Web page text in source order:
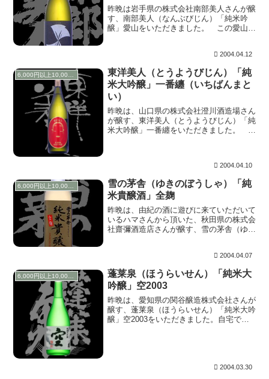
昨晩は岩手県の株式会社南部美人さんが醸
す、南部美人（なんぶびじん）「純米吟
醸」愛山をいただきました。 この愛山と
どき上手、磯乃澤、東の麓、誉小桜、飛露
喜、獅子の里）...
2004.04.12
東洋美人（とうようびじん）「純
米大吟醸」一番纏（いちばんまと
い）
昨晩は、山口県の株式会社澄川酒造場さん
が醸す、東洋美人（とうようびじん）「純
米大吟醸」一番纏をいただきました。 ま
2004.04.10
6,000円以上10,000円未満
雪の茅舎（ゆきのぼうしゃ）「純
米貴醸酒」全麹
昨晩は、由紀の酒に遊びに来ていただいて
いるハマさんから頂いた、秋田県の株式会
社齋彌酒造店さんが醸す、雪の茅舎（ゆき
水の全部あるいは一部に清酒を用いて醸造
したお酒のこ...
2004.04.07
6,000円以上10,000円未満
蓬莱泉（ほうらいせん）「純米大
吟醸」空2003
昨晩は、愛知県の関谷醸造株式会社さんが
醸す、蓬莱泉（ほうらいせん）「純米大吟
醸」空2003をいただきました。自宅でじ
2004.03.30